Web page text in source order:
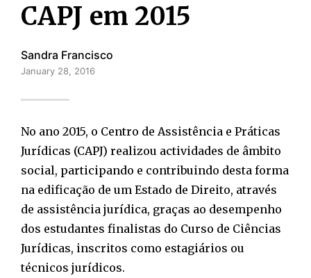
CAPJ em 2015
Sandra Francisco
January 28, 2016
No ano 2015, o Centro de Assistência e Práticas
Jurídicas (CAPJ) realizou actividades de âmbito
social, participando e contribuindo desta forma
na edificação de um Estado de Direito, através
de assistência jurídica, graças ao desempenho
dos estudantes finalistas do Curso de Ciências
Jurídicas, inscritos como estagiários ou
técnicos jurídicos.